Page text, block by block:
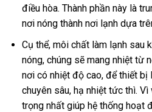
điều hòa. Thành phần này là
nơi nóng thành nơi lạnh dựa
Cụ thể, môi chất làm lạnh sau
nóng, chúng sẽ mang nhiệt từ
nơi có nhiệt độ cao, để thiết bị
chuyên sâu, hạ nhiệt tức thì. Vì
trọng nhất giúp hệ thống hoạt